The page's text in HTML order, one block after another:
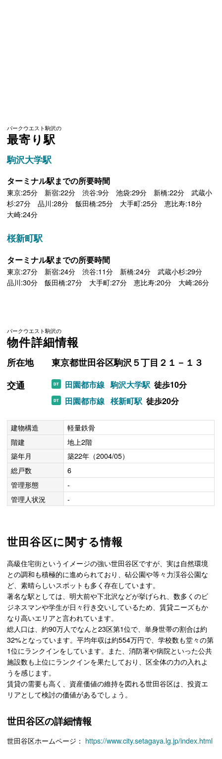
パークウエスト駒沢の
最寄り駅
駒沢大学駅
ターミナル駅までの所要時間
東京:25分 新宿:22分 渋谷:9分 池袋:29分 新橋:22分 武蔵小
杉:27分 品川:28分 飯田橋:25分 大手町:25分 恵比寿:18分
大崎:24分
桜新町駅
ターミナル駅までの所要時間
東京:27分 新宿:24分 渋谷:11分 新橋:24分 武蔵小杉:29分
品川:30分 飯田橋:27分 大手町:27分 恵比寿:20分 大崎:26分
パークウエスト駒沢の
物件詳細情報
所在地
東京都世田谷区駒沢５丁目２１－１３
交通
田園都市線 駒沢大学駅 徒歩10分
田園都市線 桜新町駅 徒歩20分
建物構造
軽量鉄骨
階建
地上2階
築年月
築22年（2004/05）
総戸数
6
管理形態
-
管理人状況
-
世田谷区に関する情報
高級住宅街というイメージの強い世田谷区ですが、実は自然環境
との調和も積極的に進められており、砧公園や等々力渓谷公園な
ど、素晴らしいスポットも多く存在しています。
著名な駅としては、明大前や下北沢などが挙げられ、数多くのビ
ジネスマンや学生が日々行き交いしているため、賃貸ニーズもか
なり高いエリアと言われています。
総人口は、約90万人でなんと23区第1位で、単身世帯の割合は約
32%となっています。平均年収は約554万円で、学校数も堂々の第
1位にランクインをしています。また、消防署や病院といった公共
施設数も上位にランクインを果たしており、区全体の力の入れよ
うを感じます。
賃貸の需要も高く、資産価値の維持を図れる世田谷区は、投資エ
リアとして検討の価値があるでしょう。
世田谷区の詳細情報
世田谷区ホームページ： https://www.city.setagaya.lg.jp/index.html